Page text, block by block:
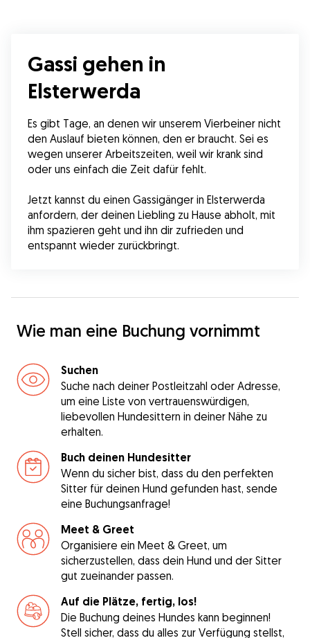
Gassi gehen in
Elsterwerda
Es gibt Tage, an denen wir unserem Vierbeiner nicht
den Auslauf bieten können, den er braucht. Sei es
wegen unserer Arbeitszeiten, weil wir krank sind
oder uns einfach die Zeit dafür fehlt.
Jetzt kannst du einen Gassigänger in Elsterwerda
anfordern, der deinen Liebling zu Hause abholt, mit
ihm spazieren geht und ihn dir zufrieden und
entspannt wieder zurückbringt.
Wie man eine Buchung vornimmt
Suchen
Suche nach deiner Postleitzahl oder Adresse,
um eine Liste von vertrauenswürdigen,
liebevollen Hundesittern in deiner Nähe zu
erhalten.
Buch deinen Hundesitter
Wenn du sicher bist, dass du den perfekten
Sitter für deinen Hund gefunden hast, sende
eine Buchungsanfrage!
Meet & Greet
Organisiere ein Meet & Greet, um
sicherzustellen, dass dein Hund und der Sitter
gut zueinander passen.
Auf die Plätze, fertig, los!
Die Buchung deines Hundes kann beginnen!
Stell sicher, dass du alles zur Verfügung stellst,